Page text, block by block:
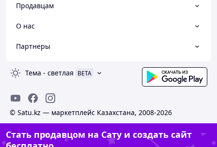
Продавцам
О нас
Партнеры
Тема - светлая BETA
© Satu.kz — маркетплейс Казахстана, 2008-2026
Стать продавцом на Сату и создать сайт